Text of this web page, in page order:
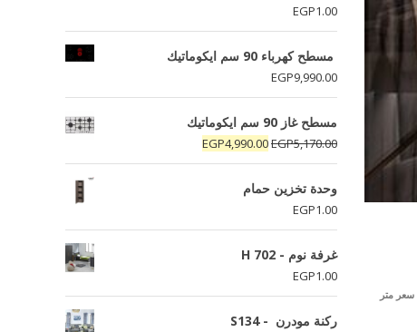
سعر متر
تم التقييم
5.00
من 5
EGP1.00
مسطح كهرباء 90 سم ايكوماتيك
EGP9,990.00
مسطح غاز 90 سم ايكوماتيك
EGP5,170.00
السعر
الأصلي
هو:
EGP4,990.00
السعر
الحالي
وحدة تخزين حمام
EGP1.00
غرفة نوم - H 702
EGP1.00
ركنة مودرن - S134